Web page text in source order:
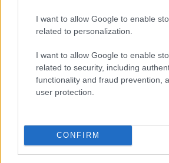
I want to allow Google to enable
related to personalization.
I want to allow Google to enable
related to security, including
functionality and fraud prevention,
user protection.
CONFIRM